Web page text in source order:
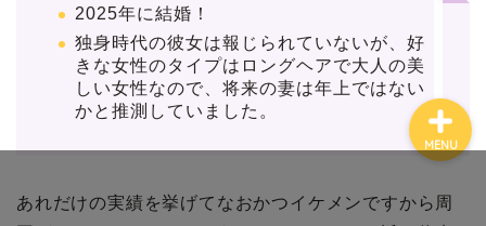
2025年に結婚！
独身時代の彼女は報じられていないが、好
きな女性のタイプはロングヘアで大人の美
しい女性なので、将来の妻は年上ではない
かと推測していました。
あれだけの実績を挙げてなおかつイケメンですから周
MENU